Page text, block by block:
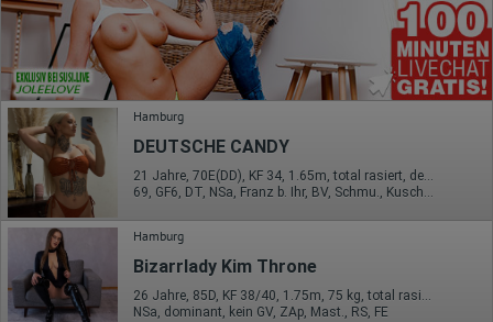
Hamburg
DEUTSCHE CANDY
Hamburg
Bizarrlady Kim Throne
26 Jahre, 85D, KF 38/40, 1.75m, 75 kg, total rasiert, deutsch
NSa, dominant, kein GV, ZAp, Mast., RS, FE